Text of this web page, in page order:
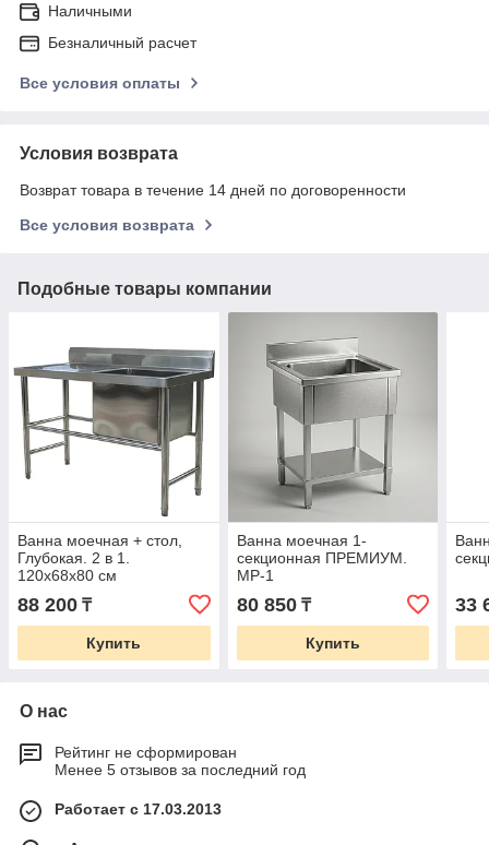
Наличными
Безналичный расчет
Все условия оплаты
Условия возврата
Возврат товара в течение 14 дней по договоренности
Все условия возврата
Подобные товары компании
Ванна моечная + стол,
Глубокая. 2 в 1.
120х68х80 см
88 200 ₸
Купить
Ванна моечная 1-
секционная ПРЕМИУМ.
MP-1
80 850₸
Купить
33
О нас
Рейтинг не сформирован
Менее 5 отзывов за последний год
Работает с 17.03.2013